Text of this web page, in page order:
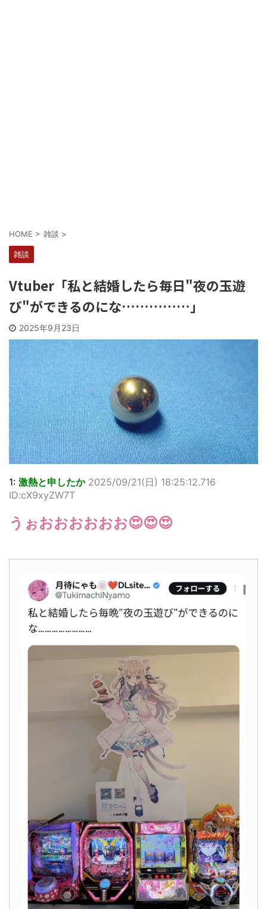
HOME > 雑談 >
雑談
Vtuber「私と結婚したら毎日"夜の玉遊
び"ができるのにな……………」
2025年9月23日
1: 激熱と申したか 2025/09/21(日) 18:25:12.716
ID:cX9xyZW7T
うぉおおおおおお😍😍😍